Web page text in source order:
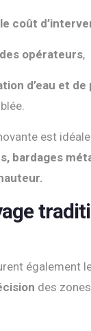
coût
opérateurs,
d’eau et
est
bardages
également
des